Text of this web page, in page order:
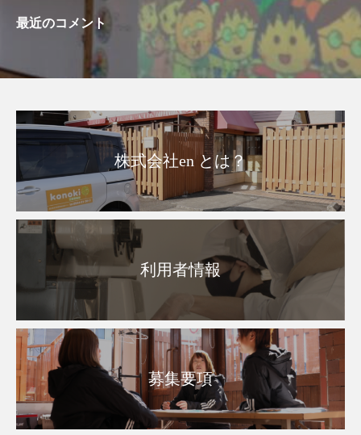
最近のコメント
株式会社en とは？
利用者情報
募集要項